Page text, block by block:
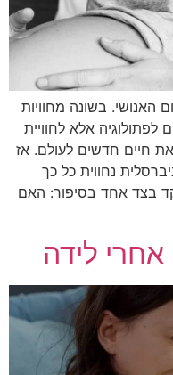
האנושי. בשונה מחוויות
אלא לחוויית
חיים חדשים לעולם. אז
נחווית כל כך
בצד אחד בסיפור: האם
אחרי לידה